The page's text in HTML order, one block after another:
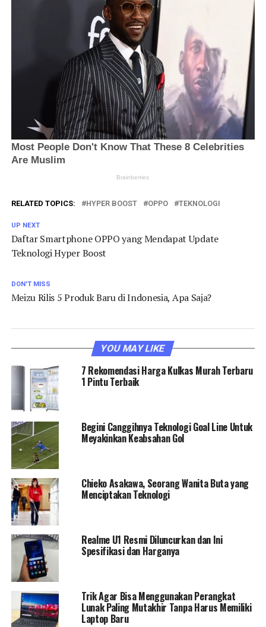
RELATED TOPICS: HYPER BOOST OPPO TEKNOLOGI
UP NEXT
Daftar Smartphone OPPO yang Mendapat Update
Teknologi Hyper Boost
DON'T MISS
Meizu Rilis 5 Produk Baru di Indonesia, Apa Saja?
YOU MAY LIKE
7 Rekomendasi Harga Kulkas Murah Terbaru
1 Pintu Terbaik
Begini Canggihnya Teknologi Goal Line Untuk
Meyakinkan Keabsahan Gol
Chieko Asakawa, Seorang Wanita Buta yang
Menciptakan Teknologi
Realme U1 Resmi Diluncurkan dan Ini
Spesifikasi dan Harganya
Trik Agar Bisa Menggunakan Perangkat
Lunak Paling Mutakhir Tanpa Harus Memiliki
Laptop Baru